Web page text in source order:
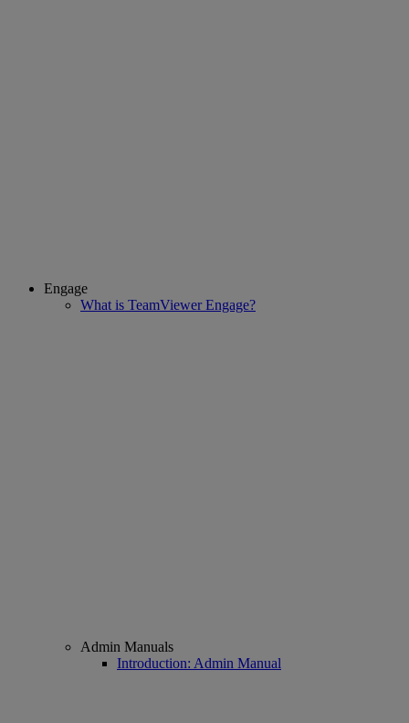
Engage
What is TeamViewer Engage?
Admin Manuals
Introduction: Admin Manual